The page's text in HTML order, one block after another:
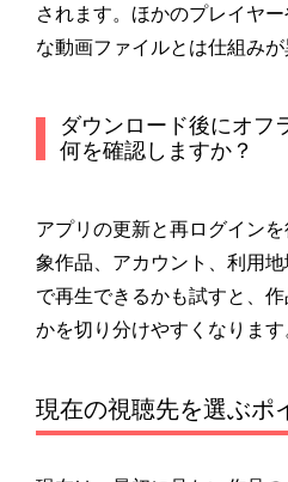
されます。ほかのプレイヤ
な動画ファイルとは仕組みが
ダウンロード後にオフ
何を確認しますか？
アプリの更新と再ログイン
象作品、アカウント、利用
で再生できるかも試すと、
かを切り分けやすくなります
現在の視聴先を選ぶポ